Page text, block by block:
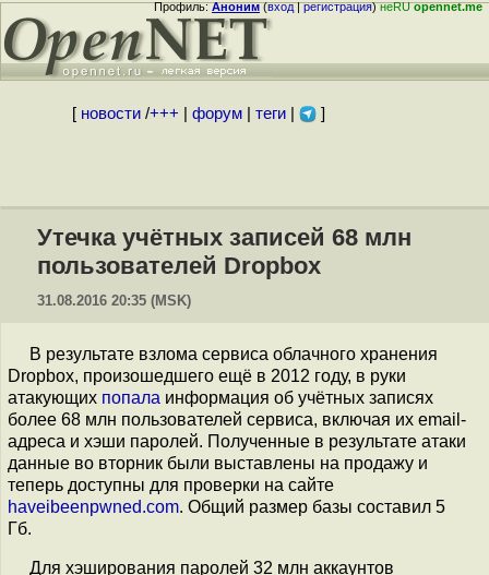
Профиль:Аноним(вход|регистрация)неRUopennet.me
[ новости/+++ форум| теги| ]
Утечка учётных записей 68 млн
пользователей Dropbox
31.08.2016 20:35 (MSK)
В результате взлома сервиса облачного хранения
Dropbox, произошедшего ещё в 2012 году, в руки
атакующих попала информация об учётных записях
более 68 млн пользователей сервиса, включая их email-
адреса и хэши паролей. Полученные в результате атаки
данные во вторник были выставлены на продажу и
теперь доступны для проверки на сайте
haveibeenpwned.com. Общий размер базы составил 5
Гб.
Для хэширования паролей 32 млн аккаунтов